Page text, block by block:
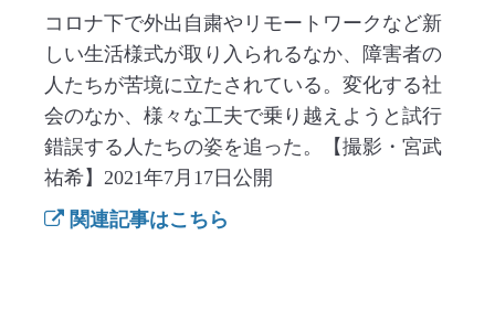
コロナ下で外出自粛やリモートワークなど新
しい生活様式が取り入られるなか、障害者の
人たちが苦境に立たされている。変化する社
会のなか、様々な工夫で乗り越えようと試行
錯誤する人たちの姿を追った。【撮影・宮武
祐希】2021年7月17日公開
関連記事はこちら